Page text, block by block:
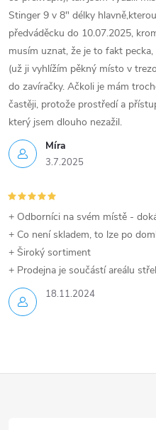
Míra
3.7.2025
Stinger 9 v 8" délky
předváděcku do 10.07.2025,
musím uznat, že je to fakt
(už ji vyhlížím pěkný místo v
do zavíračky. Ačkoli je mám
častěji, protože prostředí a
který jsem dlouho nezažil.
18.11.2024
+ Odborníci na svém místě -
+ Co není skladem, to lze po
+ Široký sortiment
+ Prodejna je součástí areálu